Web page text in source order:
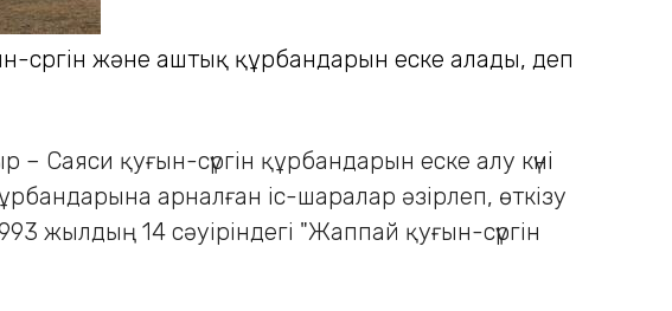
сүргін және аштық құрбандарын еске алады, деп
қуғын-сүргін құрбандарын еске алу күні
арналған іс-шаралар әзірлеп, өткізу
жылдың 14 сәуіріндегі "Жаппай қуғын-сүргін